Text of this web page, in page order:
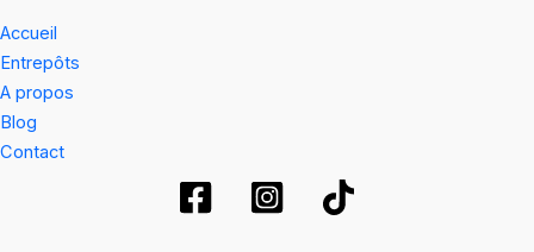
Accueil
Entrepôts
A propos
Blog
Contact